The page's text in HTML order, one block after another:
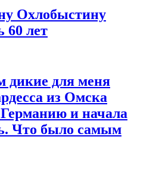
Охлобыстину
60 лет
дикие для меня
из Омска
Германию и начала
Что было самым